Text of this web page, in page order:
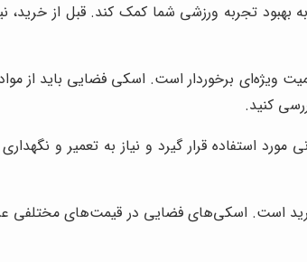
بهبود تجربه ورزشی شما کمک کند. قبل از
برخوردار است. اسکی فضایی باید از
کنید.
استفاده قرار گیرد و نیاز به تعمیر و
است. اسکی‌های فضایی در قیمت‌های مختلفی